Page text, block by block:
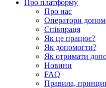
Про платформу
Про нас
Оператори
Співпраця
Як це працює?
Як допомогти?
Як отримати
Новини
FAQ
Правила,